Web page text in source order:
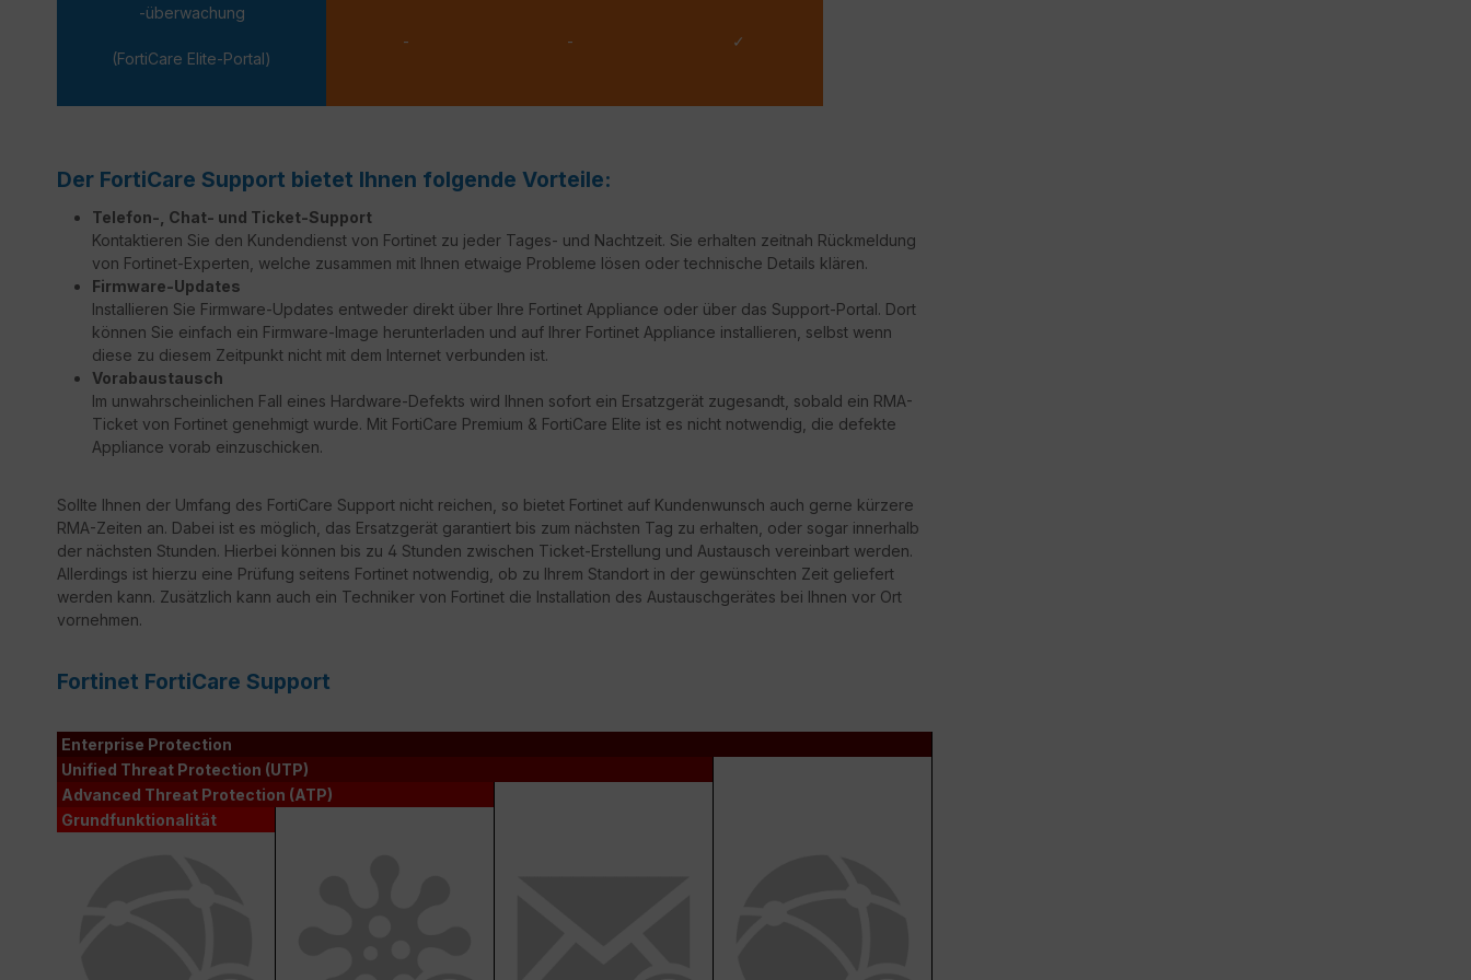
-überwachung
(FortiCare Elite-Portal)
- - ✓
Der FortiCare Support bietet Ihnen folgende Vorteile:
Telefon-, Chat- und Ticket-Support
Kontaktieren Sie den Kundendienst von Fortinet zu jeder Tages- und Nachtzeit. Sie erhalten zeitnah Rückmeldung
von Fortinet-Experten, welche zusammen mit Ihnen etwaige Probleme lösen oder technische Details klären.
Firmware-Updates
Installieren Sie Firmware-Updates entweder direkt über Ihre Fortinet Appliance oder über das Support-Portal. Dort
können Sie einfach ein Firmware-Image herunterladen und auf Ihrer Fortinet Appliance installieren, selbst wenn
diese zu diesem Zeitpunkt nicht mit dem Internet verbunden ist.
Vorabaustausch
Im unwahrscheinlichen Fall eines Hardware-Defekts wird Ihnen sofort ein Ersatzgerät zugesandt, sobald ein RMA-
Ticket von Fortinet genehmigt wurde. Mit FortiCare Premium & FortiCare Elite ist es nicht notwendig, die defekte
Appliance vorab einzuschicken.
Sollte Ihnen der Umfang des FortiCare Support nicht reichen, so bietet Fortinet auf Kundenwunsch auch gerne kürzere
RMA-Zeiten an. Dabei ist es möglich, das Ersatzgerät garantiert bis zum nächsten Tag zu erhalten, oder sogar innerhalb
der nächsten Stunden. Hierbei können bis zu 4 Stunden zwischen Ticket-Erstellung und Austausch vereinbart werden.
Allerdings ist hierzu eine Prüfung seitens Fortinet notwendig, ob zu Ihrem Standort in der gewünschten Zeit geliefert
werden kann. Zusätzlich kann auch ein Techniker von Fortinet die Installation des Austauschgerätes bei Ihnen vor Ort
vornehmen.
Fortinet FortiCare Support
Enterprise Protection
Unified Threat Protection (UTP)
Advanced Threat Protection (ATP)
Grundfunktionalität